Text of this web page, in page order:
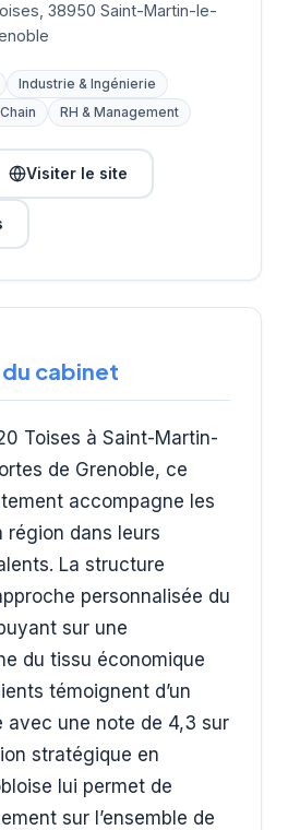
38950 Saint-Martin-le-
Industrie & Ingénierie
RH & Management
Visiter le site
cabinet
Toises à Saint-Martin-
de Grenoble, ce
accompagne les
région dans leurs
La structure
personnalisée du
sur une
du tissu économique
témoignent d’un
avec une note de 4,3 sur
stratégique en
lui permet de
sur l’ensemble de